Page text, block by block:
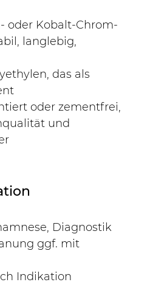
oder Kobalt-Chrom-
langlebig,
das als
oder zementfrei,
und
Diagnostik
ggf. mit
Indikation